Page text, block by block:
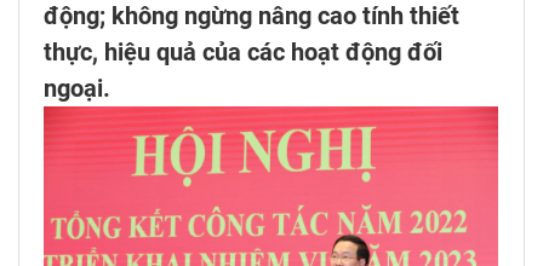
động; không ngừng nâng cao tính thiết
thực, hiệu quả của các hoạt động đối
ngoại.